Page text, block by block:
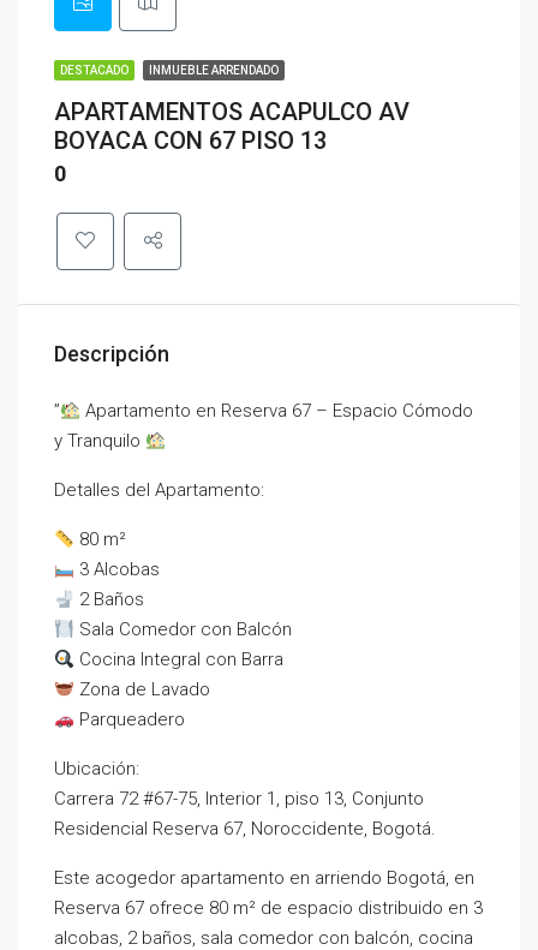
DESTACADO INMUEBLE ARRENDADO
APARTAMENTOS ACAPULCO AV
BOYACA CON 67 PISO 13
0
Descripción
”
Apartamento en Reserva 67 – Espacio Cómodo
y Tranquilo
Detalles del Apartamento:
80 m²
3 Alcobas
2 Baños
Sala Comedor con Balcón
Cocina Integral con Barra
Zona de Lavado
Parqueadero
Ubicación:
Carrera 72 #67-75, Interior 1, piso 13, Conjunto
Residencial Reserva 67, Noroccidente, Bogotá.
Este acogedor apartamento en arriendo Bogotá, en
Reserva 67 ofrece 80 m² de espacio distribuido en 3
alcobas, 2 baños, sala comedor con balcón, cocina